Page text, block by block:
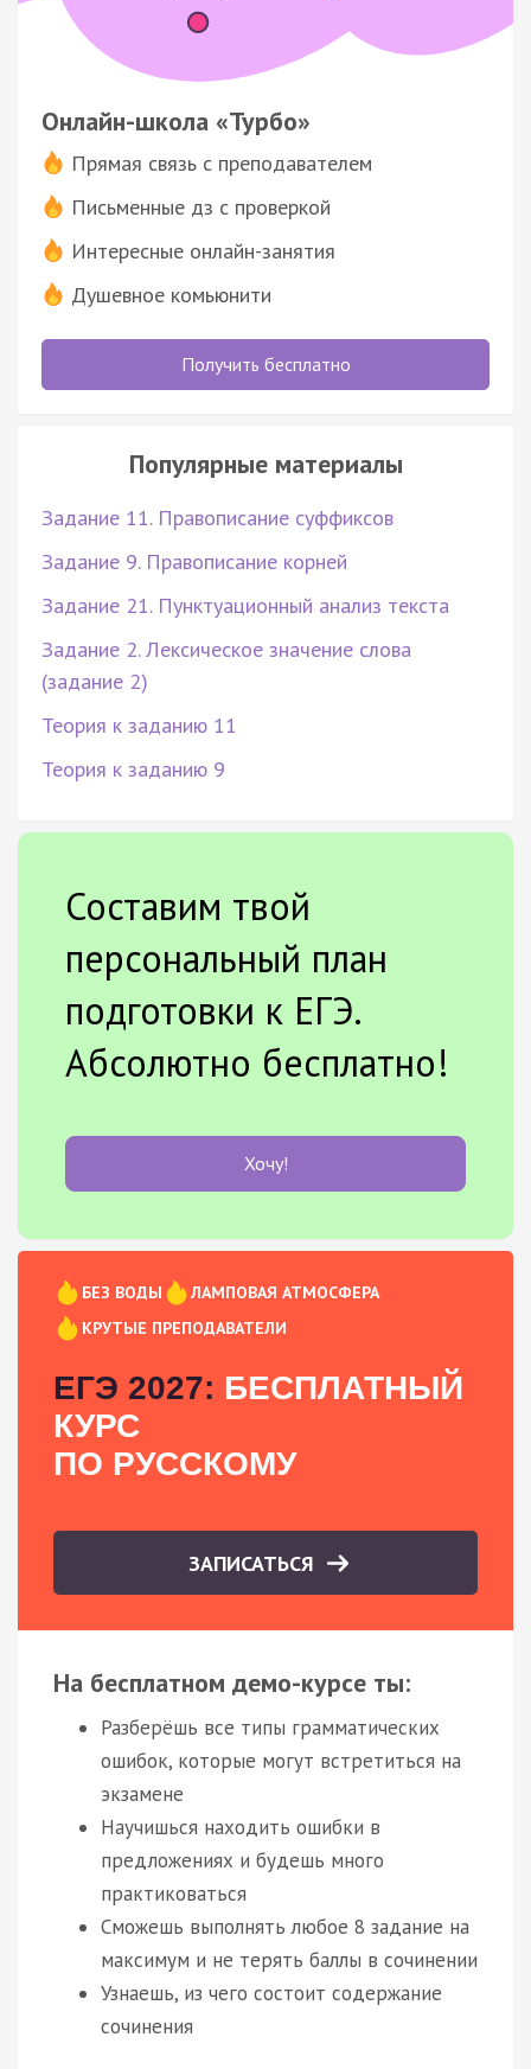
Онлайн-школа «Турбо»
Прямая связь с преподавателем
Письменные дз с проверкой
Интересные онлайн-занятия
Душевное комьюнити
Получить бесплатно
Популярные материалы
Задание 11. Правописание суффиксов
Задание 9. Правописание корней
Задание 21. Пунктуационный анализ текста
Задание 2. Лексическое значение слова
(задание 2)
Теория к заданию 11
Теория к заданию 9
Составим твой
персональный план
подготовки к ЕГЭ.
Абсолютно бесплатно!
Хочу!
БЕЗ ВОДЫ
ЛАМПОВАЯ АТМОСФЕРА
КРУТЫЕ ПРЕПОДАВАТЕЛИ
ЕГЭ 2027: БЕСПЛАТНЫЙ
КУРС
ПО РУССКОМУ
ЗАПИСАТЬСЯ
На бесплатном демо-курсе ты:
Разберёшь все типы грамматических
ошибок, которые могут встретиться на
экзамене
Научишься находить ошибки в
предложениях и будешь много
практиковаться
Сможешь выполнять любое 8 задание на
максимум и не терять баллы в сочинении
Узнаешь, из чего состоит содержание
сочинения